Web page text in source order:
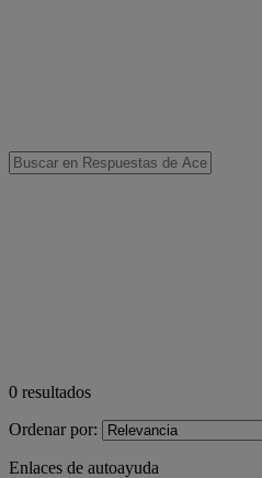
0 resultados
Ordenar por:
Enlaces de autoayuda